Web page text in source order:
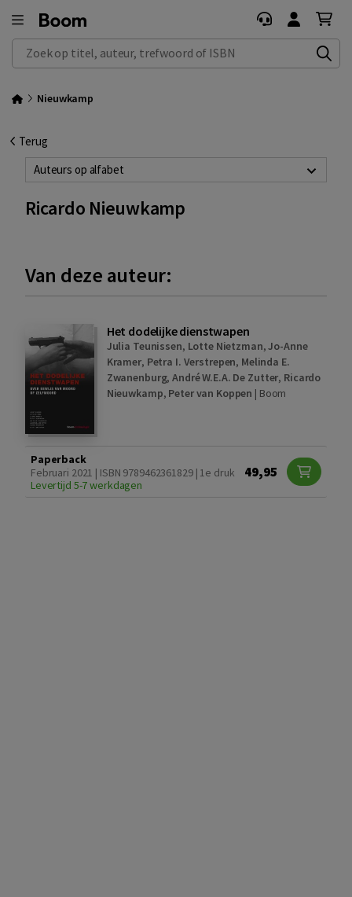
Zoek op titel, auteur, trefwoord of ISBN
Nieuwkamp
Terug
Auteurs op alfabet
Ricardo Nieuwkamp
Van deze auteur:
Het dodelijke dienstwapen
Julia Teunissen, Lotte Nietzman,Jo-Anne
Kramer, Petra I. Verstrepen, Melinda E.
Zwanenburg,André W.E.A. De Zutter, Ricardo
Nieuwkamp, Peter van Koppen | Boom
Paperback
Februari 2021 | ISBN 9789462361829 | 1e druk
Levertijd 5-7 werkdagen
49,95